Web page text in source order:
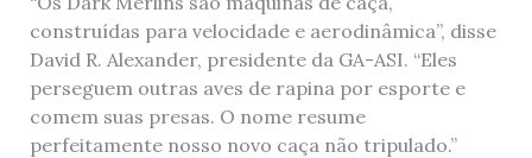
construídas para velocidade e aerodinâmica”, disse
David R. Alexander, presidente da GA-ASI. “Eles
perseguem outras aves de rapina por esporte e
comem suas presas. O nome resume
perfeitamente nosso novo caça não tripulado.”